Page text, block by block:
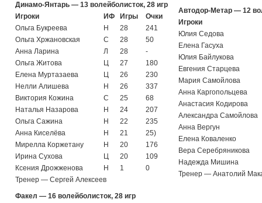
Динамо-Янтарь — 13 волейболисток, 28 игр
Игроки
ИФ Игры
Очки
Ольга Букреева
Н 28
241
Ольга Хржановская
С 28
50
Анна Ларина
Л 28
-
Ольга Житова
Ц 27
180
Елена Муртазаева
Ц 26
230
Нелли Алишева
Н 26
337
Виктория Кожина
С 25
68
Наталья Назарова
Н 24
207
Ольга Сажина
Н 22
235
Анна Киселёва
Н 21
25)
Мирелла Коржетану
Н 20
176
Ирина Сухова
Ц 20
109
Ксения Дрожженова
Н 1
0
Тренер — Сергей Алексеев
Автодор-Метар — 12
Игроки
Юлия Седова
Елена Гасуха
Юлия Байлукова
Евгения Старцева
Мария Самойлова
Анна Каргопольцева
Анастасия Кодирова
Александра Самойлова
Анна Вергун
Елена Коваленко
Вера Серебряникова
Надежда Мишина
Тренер — Анатолий
Факел — 16 волейболисток, 28 игр